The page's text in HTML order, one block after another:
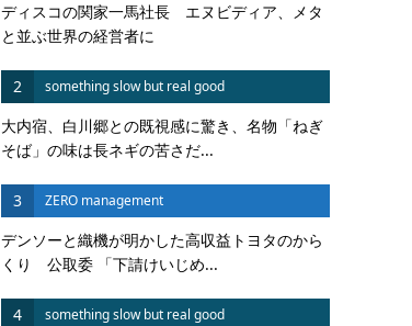
ディスコの関家一馬社長 エヌビディア、メタ
と並ぶ世界の経営者に
2 something slow but real good
大内宿、白川郷との既視感に驚き、名物「ねぎ
そば」の味は長ネギの苦さだ...
3 ZERO management
デンソーと織機が明かした高収益トヨタのから
くり 公取委 「下請けいじめ...
4 something slow but real good